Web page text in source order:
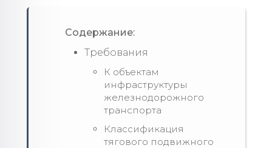
Содержание:
Требования
К объектам
инфраструктуры
железнодорожного
транспорта
Классификация
тягового подвижного